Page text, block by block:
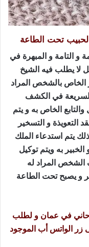
تحت الطاعة
و التامة و المبهرة في
لا يطلب فيه الشيخ
الخاص بالشخص المراد
في الكشف
الخاص به و يتم
التعويذة و التسخير
يتم استدعاء الملك
به ويتم توكيل
الشخص المراد له
يصبح تحت الطاعة
في عمان و لطلب
زر الواتس أب الموجود